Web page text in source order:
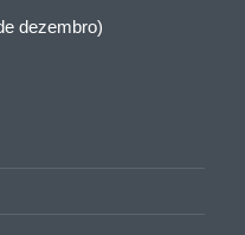
dezembro)